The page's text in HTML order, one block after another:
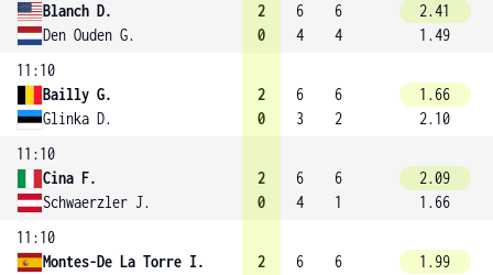
Blanch D.
Den Ouden G.
2
0
6
4
6
4
2.41
1.49
11:10
Bailly G.
Glinka D.
2
0
6
3
6
2
1.66
2.10
11:10
Cina F.
Schwaerzler J.
2
0
6
4
6
1
2.09
1.66
11:10
Montes-De La Torre I.
2
6
6
1.99